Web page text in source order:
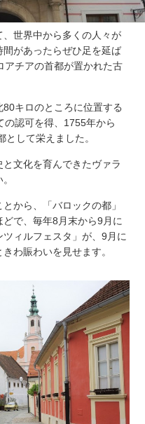
世界中から多くの人々が
があったらぜひ足を延ば
アチアの首都が置かれた古
キロのところに位置する
の認可を得、1755年から
して栄えました。
文化を育んできたヴァラ
から、「バロックの都」
どで、毎年8月末から9月に
ィルフェスタ」が、9月に
わ賑わいを見せます。